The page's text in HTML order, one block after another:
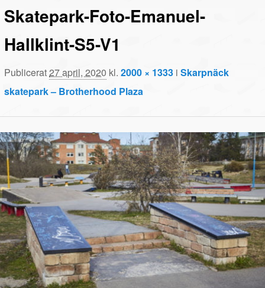
INNEHÅLL
INNEHÅLL
Skatepark-Foto-Emanuel-
Hallklint-S5-V1
Publicerat27 april, 2020 kl.2000 × 1333 iSkarpnäck
skatepark – Brotherhood Plaza